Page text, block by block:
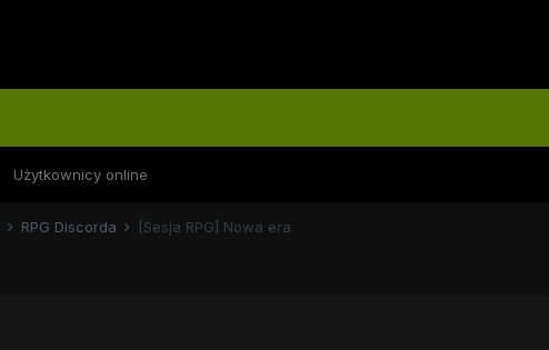
Użytkownicy online
RPG Discorda [Sesja RPG] Nowa era